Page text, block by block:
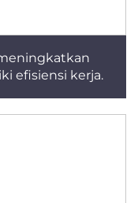
efisiensi kerja.